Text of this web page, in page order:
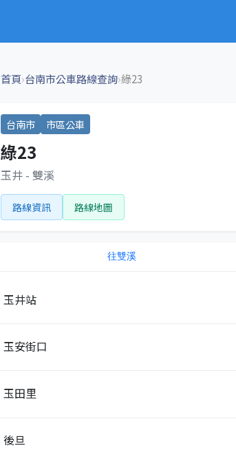
首頁›台南市公車路線查詢›綠23
台南市 市區公車
綠23
玉井 - 雙溪
路線資訊 路線地圖
往雙溪
玉井站
玉安街口
玉田里
後旦